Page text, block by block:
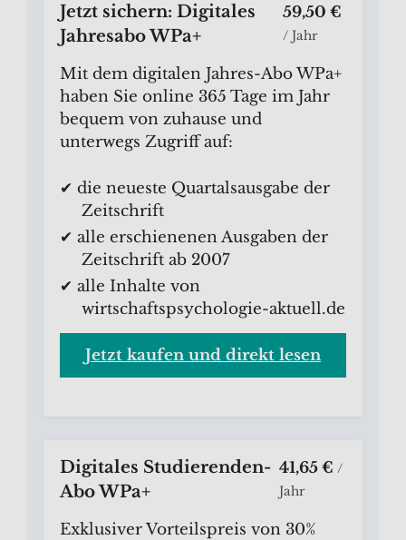
Jetzt sichern: Digitales
Jahresabo WPa+
59,50 €
/ Jahr
Mit dem digitalen Jahres-Abo WPa+
haben Sie online 365 Tage im Jahr
bequem von zuhause und
unterwegs Zugriff auf:
✔ die neueste Quartalsausgabe der
Zeitschrift
✔ alle erschienenen Ausgaben der
Zeitschrift ab 2007
✔ alle Inhalte von
wirtschaftspsychologie-aktuell.de
Jetzt kaufen und direkt lesen
Digitales Studierenden-
Abo WPa+
41,65 € /
Jahr
Exklusiver Vorteilspreis von 30%